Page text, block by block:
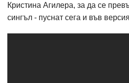
Кристина Агилера, за да се
сингъл - пуснат сега и във